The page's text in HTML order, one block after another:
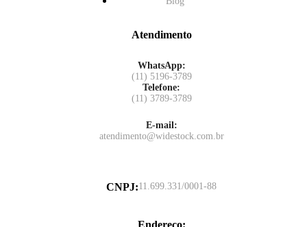
Atendimento
WhatsApp:
(11) 5196-3789
Telefone:
(11) 3789-3789
E-mail:
atendimento@widestock.com.br
CNPJ:11.699.331/0001-88
Endereço: